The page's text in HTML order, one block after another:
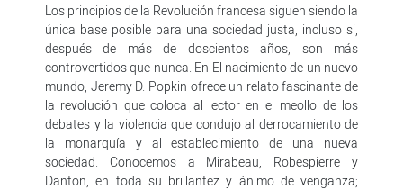
Los principios de la Revolución francesa siguen siendo la
única base posible para una sociedad justa, incluso si,
después de más de doscientos años, son más
controvertidos que nunca. En El nacimiento de un nuevo
mundo, Jeremy D. Popkin ofrece un relato fascinante de
la revolución que coloca al lector en el meollo de los
debates y la violencia que condujo al derrocamiento de
la monarquía y al establecimiento de una nueva
sociedad. Conocemos a Mirabeau, Robespierre y
Danton, en toda su brillantez y ánimo de venganza;